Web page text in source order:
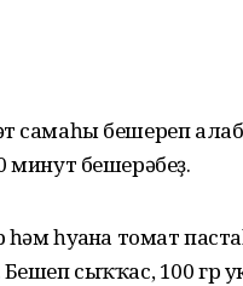
самаһы бешереп
минут бешерәбеҙ.
һуғанға томат
сыҡҡас, 100 гр